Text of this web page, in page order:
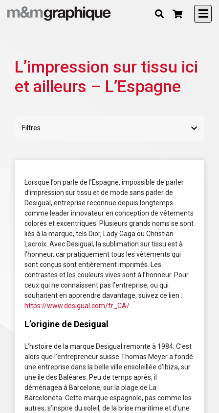
L’impression sur tissu ici
et ailleurs – L’Espagne
Filtres
Lorsque l’on parle de l’Espagne, impossible de parler
d’impression sur tissu et de mode sans parler de
Desigual, entreprise reconnue depuis longtemps
comme leader innovateur en conception de vêtements
colorés et excentriques. Plusieurs grands noms se sont
liés à la marque, tels Dior, Lady Gaga ou Christian
Lacroix. Avec Desigual, la sublimation sur tissu est à
l’honneur, car pratiquement tous les vêtements qui
sont conçus sont entièrement imprimés. Les
contrastes et les couleurs vives sont à l’honneur. Pour
ceux qui ne connaissent pas l’entreprise, ou qui
souhaitent en apprendre davantage, suivez ce lien :
https://www.desigual.com/fr_CA/
L’origine de Desigual
L’histoire de la marque Desigual remonte à 1984. C’est
alors que l’entrepreneur suisse Thomas Meyer a fondé
une entreprise dans la belle ville ensoleillée d’Ibiza, sur
une île des Baléares. Peu de temps après, il
déménagea à Barcelone, sur la plage de La
Barceloneta. Cette marque espagnole, pas comme les
autres, s’inspire du soleil, de la brise maritime et d’une